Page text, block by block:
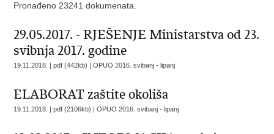
Pronađeno 23241 dokumenata.
29.05.2017. - RJEŠENJE Ministarstva od 23.
svibnja 2017. godine
19.11.2018. | pdf (442kb) |OPUO 2016. svibanj - lipanj
ELABORAT zaštite okoliša
19.11.2018. | pdf (2106kb) |OPUO 2016. svibanj - lipanj